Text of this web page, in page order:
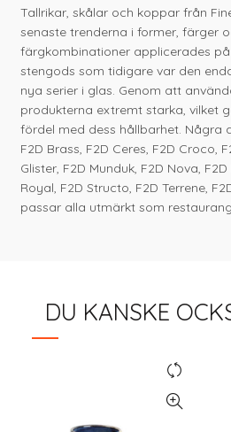
Tallrikar, skålar och koppar från
senaste trenderna i former, färger
färgkombinationer applicerades
stengods som tidigare var den
nya serier i glas. Genom att
produkterna extremt starka, vilket
fördel med dess hållbarhet. Några
F2D Brass, F2D Ceres, F2D Croco,
Glister, F2D Munduk, F2D Nova,
Royal, F2D Structo, F2D Terrene,
passar alla utmärkt som
DU KANSKE